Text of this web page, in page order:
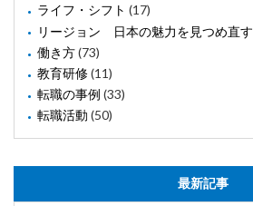
ライフ・シフト (17)
リージョン 日本の魅力を見つめ直す
働き方(73)
教育研修(11)
転職の事例 (33)
転職活動 (50)
最新記事